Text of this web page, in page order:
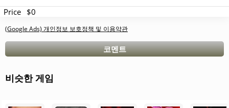
Price $0
(Google Ads) 개인정보 보호정책 및 이용약관
코멘트
비슷한 게임